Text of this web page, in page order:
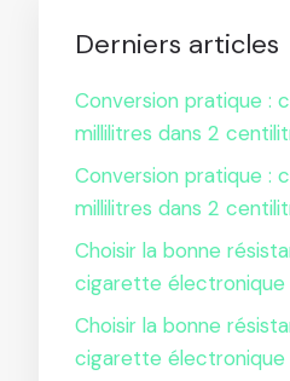
Derniers articles
Conversion pratique :
millilitres dans 2
Conversion pratique :
millilitres dans 2
Choisir la bonne
cigarette électronique
Choisir la bonne
cigarette électronique